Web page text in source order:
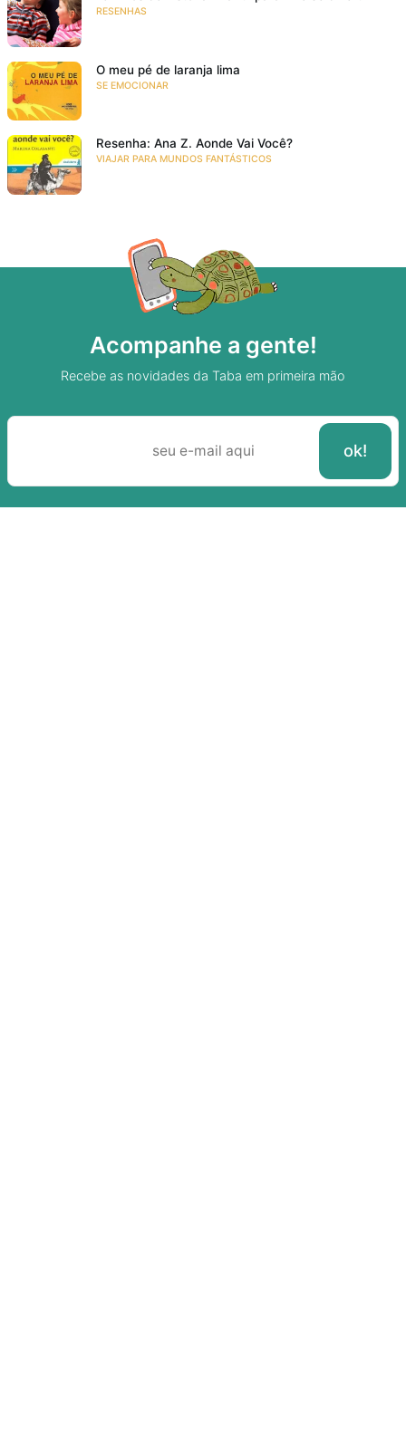
RESENHAS
O meu pé de laranja lima
SE EMOCIONAR
Resenha: Ana Z. Aonde Vai Você?
VIAJAR PARA MUNDOS FANTÁSTICOS
Acompanhe a gente!
Recebe as novidades da Taba em primeira mão